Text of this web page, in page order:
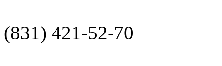
(831) 421-52-70